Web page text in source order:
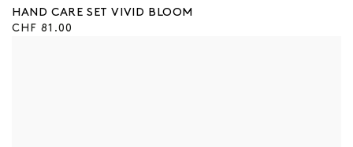
HAND CARE SET VIVID BLOOM
Regulärer
CHF 81.00